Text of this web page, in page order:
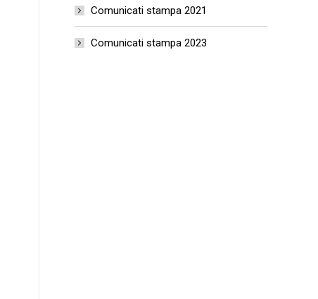
Comunicati stampa 2021
Comunicati stampa 2023